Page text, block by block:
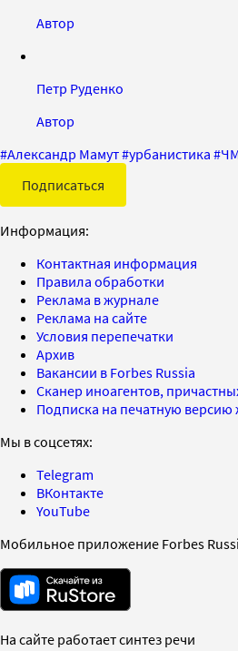
Автор
Петр Руденко
Автор
#Александр Мамут#урбанистика #
Подписаться
Информация:
Контактная информация
Правила обработки
Реклама в журнале
Реклама на сайте
Условия перепечатки
Архив
Вакансии в Forbes Russia
Сканер иноагентов,
Подписка на печатную версию
Мы в соцсетях:
Telegram
ВКонтакте
YouTube
Мобильное приложение Forbes
На сайте работает синтез речи